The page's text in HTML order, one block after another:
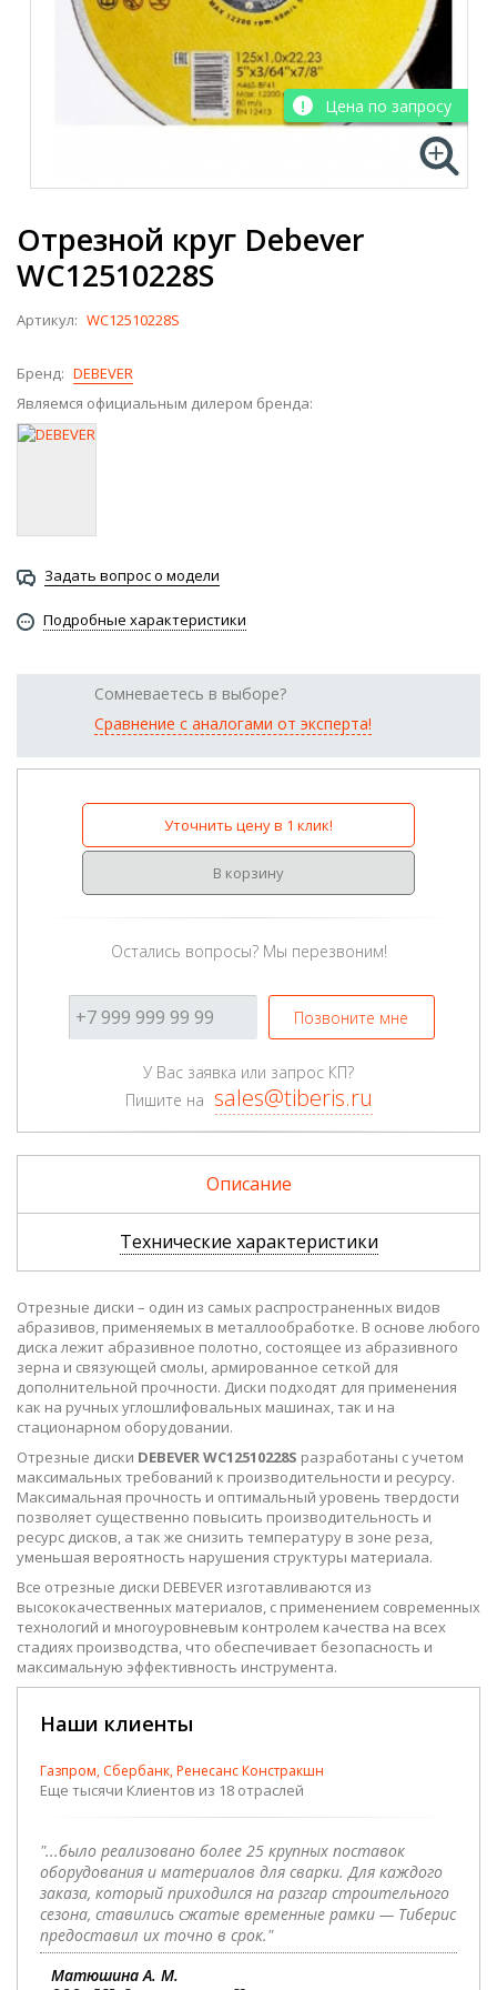
Отрезной круг Debever
WC12510228S
Артикул: WC12510228S
Бренд: DEBEVER
Являемся официальным дилером бренда:
Задать вопрос о модели
Подробные характеристики
Сомневаетесь в выборе?
Сравнение с аналогами от эксперта!
Уточнить цену в 1 клик!
В корзину
Остались вопросы? Мы перезвоним!
Позвоните мне
У Вас заявка или запрос КП?
Пишите на sales@tiberis.ru
Цена по запросу
Описание
Технические характеристики
Отрезные диски – один из самых распространенных видов
абразивов, применяемых в металлообработке. В основе любого
диска лежит абразивное полотно, состоящее из абразивного
зерна и связующей смолы, армированное сеткой для
дополнительной прочности. Диски подходят для применения
как на ручных углошлифовальных машинах, так и на
стационарном оборудовании.
Отрезные диски DEBEVER WC12510228S разработаны с учетом
максимальных требований к производительности и ресурсу.
Максимальная прочность и оптимальный уровень твердости
позволяет существенно повысить производительность и
ресурс дисков, а так же снизить температуру в зоне реза,
уменьшая вероятность нарушения структуры материала.
Все отрезные диски DEBEVER изготавливаются из
высококачественных материалов, с применением современных
технологий и многоуровневым контролем качества на всех
стадиях производства, что обеспечивает безопасность и
максимальную эффективность инструмента.
Наши клиенты
Газпром, Сбербанк, Ренесанс Констракшн
Еще тысячи Клиентов из 18 отраслей
"...было реализовано более 25 крупных поставок
оборудования и материалов для сварки. Для каждого
заказа, который приходился на разгар строительного
сезона, ставились сжатые временные рамки — Тиберис
предоставил их точно в срок."
Матюшина А. М.